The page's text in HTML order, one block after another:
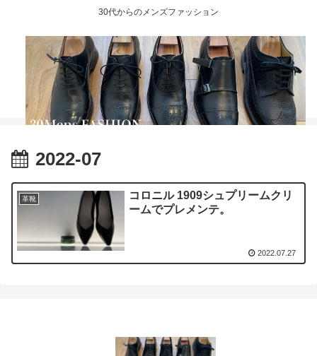
30代からのメンズファッション
2022-07
革靴
コロニル 1909シュプリームクリ
ームでプレメンテ。
2022.07.27